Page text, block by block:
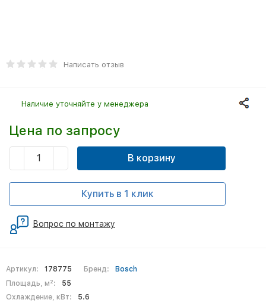
Написать отзыв
Артикул: 178775 Бренд:
Bosch
Площадь, м²:
55
Охлаждение, кВт:
5.6
Наличие уточняйте у менеджера
Цена по запросу
В корзину
Купить в 1 клик
Вопрос по монтажу